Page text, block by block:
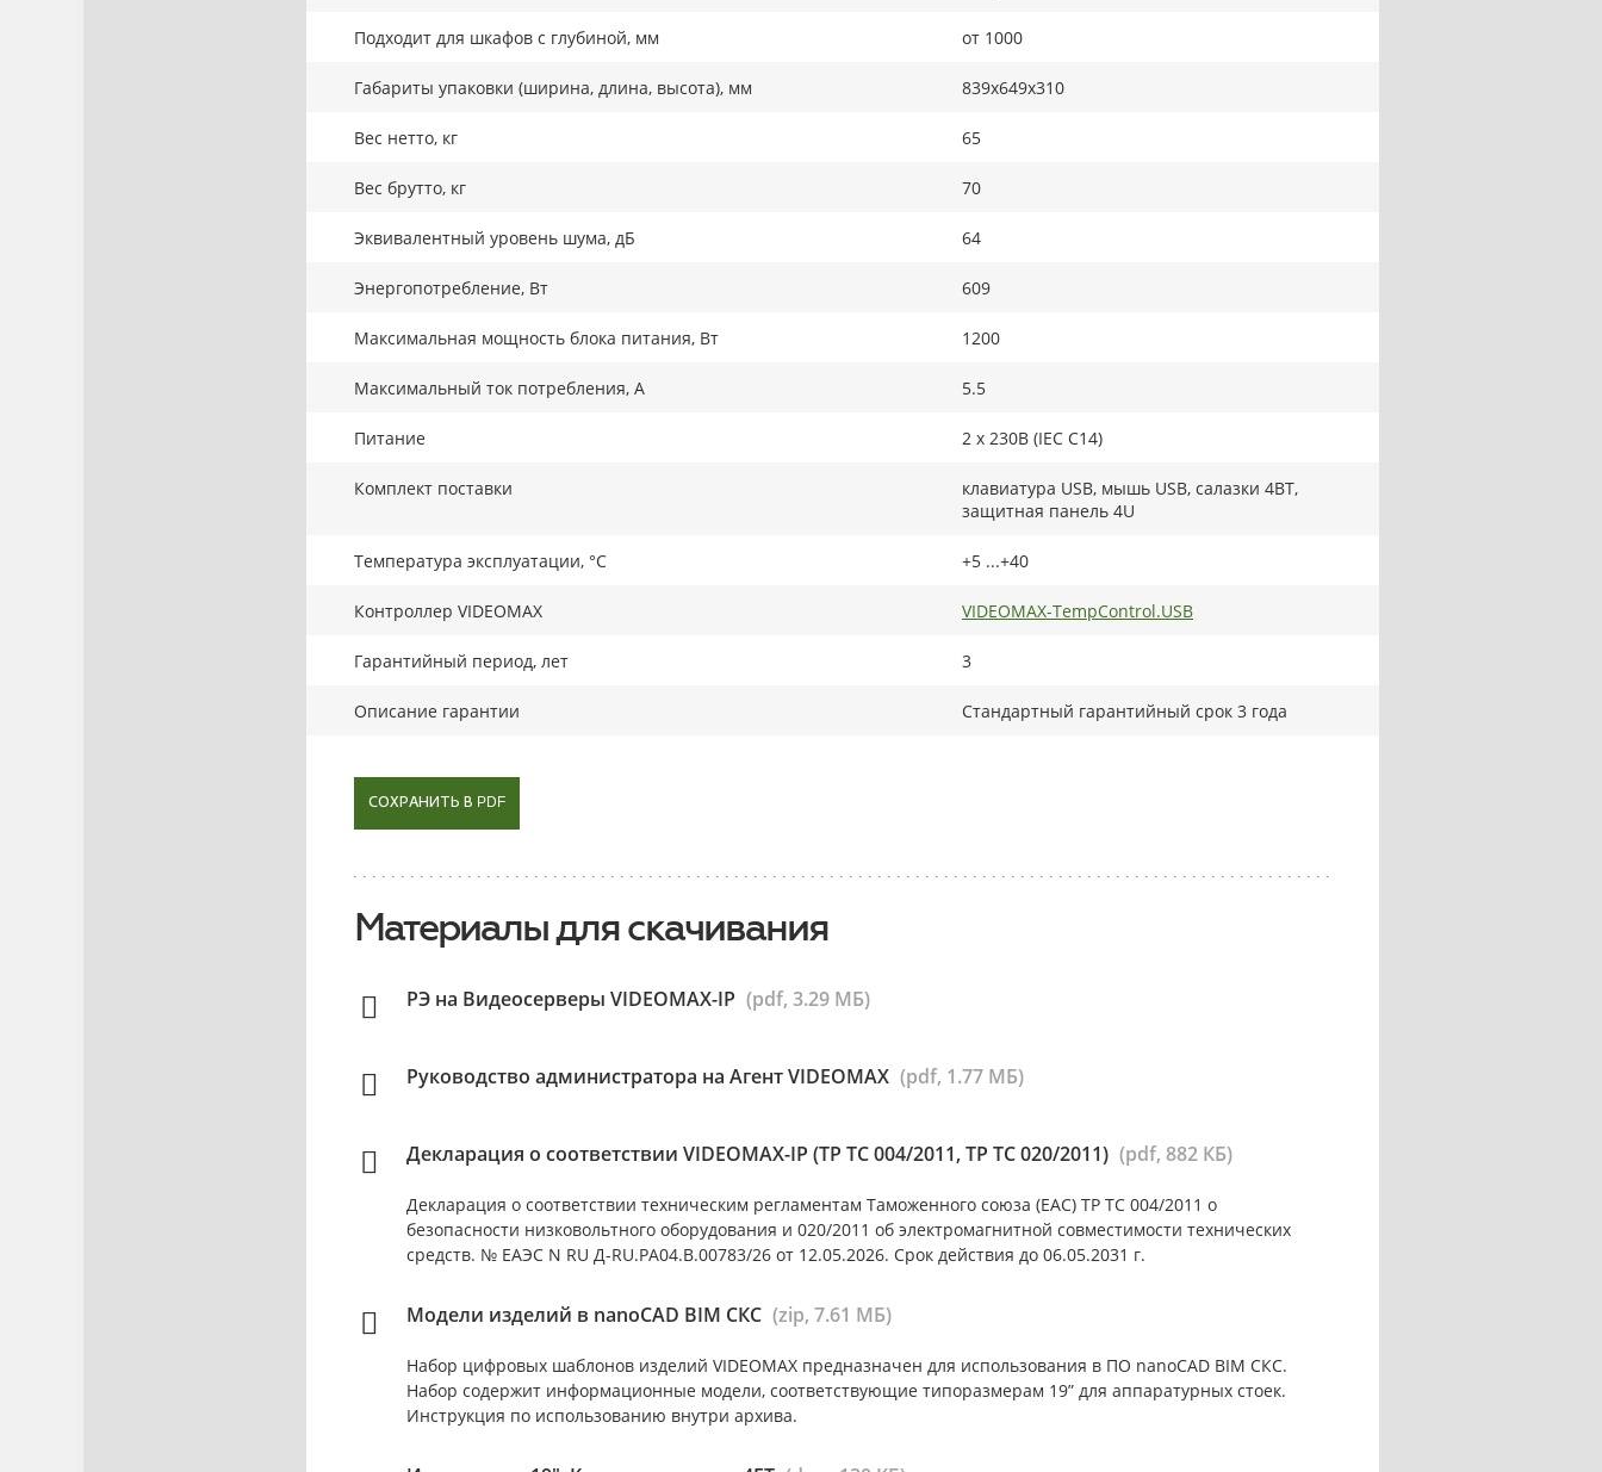
Подходит для шкафов с глубиной, мм от 1000
Габариты упаковки (ширина, длина, высота), мм 839x649x310
Вес нетто, кг 65
Вес брутто, кг 70
Эквивалентный уровень шума, дБ 64
Энергопотребление, Вт 609
Максимальная мощность блока питания, Вт 1200
Максимальный ток потребления, А 5.5
Питание 2 x 230В (IEC C14)
Комплект поставки
клавиатура USB, мышь USB, салазки 4BT,
защитная панель 4U
Температура эксплуатации, °C +5 ...+40
Контроллер VIDEOMAX VIDEOMAX-TempControl.USB
Гарантийный период, лет 3
Описание гарантии Стандартный гарантийный срок 3 года
СОХРАНИТЬ В PDF
Материалы для скачивания
РЭ на Видеосерверы VIDEOMAX-IP (pdf, 3.29 МБ)
Руководство администратора на Агент VIDEOMAX (pdf, 1.77 МБ)
Декларация о соответствии VIDEOMAX-IP (ТР ТС 004/2011, ТР ТС 020/2011) (pdf, 882 КБ)
Декларация о соответствии техническим регламентам Таможенного союза (ЕАС) ТР ТС 004/2011 о
безопасности низковольтного оборудования и 020/2011 об электромагнитной совместимости технических
средств. № ЕАЭС N RU Д-RU.РА04.В.00783/26 от 12.05.2026. Срок действия до 06.05.2031 г.
Модели изделий в nanoCAD BIM СКС (zip, 7.61 МБ)
Набор цифровых шаблонов изделий VIDEOMAX предназначен для использования в ПО nanoCAD BIM СКС.
Набор содержит информационные модели, соответствующие типоразмерам 19” для аппаратурных стоек.
Инструкция по использованию внутри архива.